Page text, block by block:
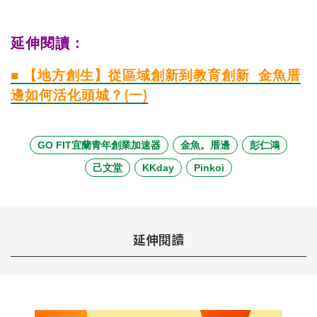
延伸閱讀：
■ 【地方創生】從區域創新到教育創新 金魚厝
邊如何活化頭城？(一)
GO FIT宜蘭青年創業加速器 金魚。厝邊
彭仁鴻
己文堂
KKday Pinkoi
延伸閱讀